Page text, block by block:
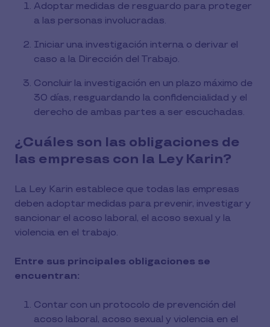
Adoptar medidas de resguardo para proteger
a las personas involucradas.
Iniciar una investigación interna o derivar el
caso a la Dirección del Trabajo.
Concluir la investigación en un plazo máximo de
30 días, resguardando la confidencialidad y el
derecho de ambas partes a ser escuchadas.
¿Cuáles son las obligaciones de
las empresas con la Ley Karin?
La Ley Karin establece que todas las empresas
deben adoptar medidas para prevenir, investigar y
sancionar el acoso laboral, el acoso sexual y la
violencia en el trabajo.
Entre sus principales obligaciones se
encuentran:
Contar con un protocolo de prevención del
acoso laboral, acoso sexual y violencia en el